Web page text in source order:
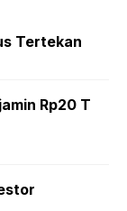
Tertekan
Rp20 T